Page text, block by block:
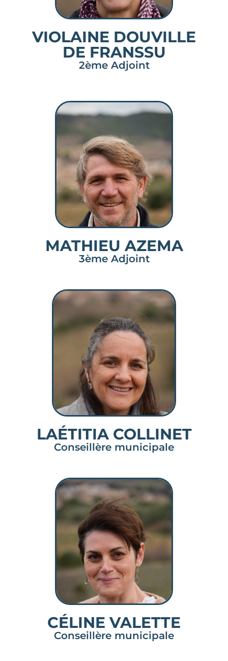
VIOLAINE DOUVILLE
DE FRANSSU
2ème Adjoint
MATHIEU AZEMA
3ème Adjoint
LAÉTITIA COLLINET
Conseillère municipale
CÉLINE VALETTE
Conseillère municipale